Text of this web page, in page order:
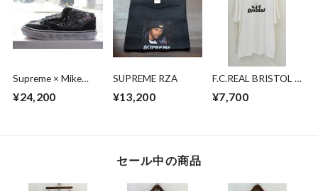
Supreme × Mike
Cab
¥24,200
SUPREME RZA
¥13,200
F.C.REAL BRISTOL ×
SHADOW TEAM
¥7,700
セール中の商品